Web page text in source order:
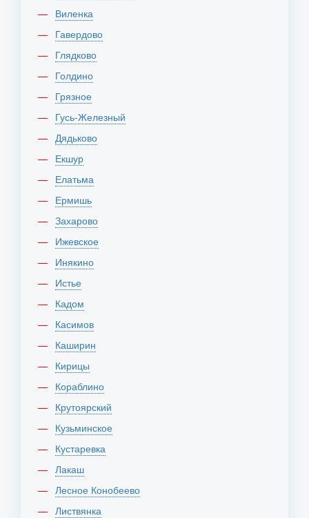
Виленка
Гавердово
Глядково
Голдино
Грязное
Гусь-Железный
Дядьково
Екшур
Елатьма
Ермишь
Захарово
Ижевское
Инякино
Истье
Кадом
Касимов
Каширин
Кирицы
Кораблино
Крутоярский
Кузьминское
Кустаревка
Лакаш
Лесное Конобеево
Листвянка